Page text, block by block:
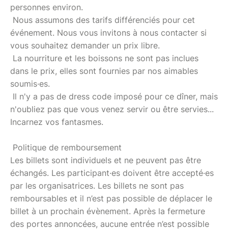
personnes environ.
Nous assumons des tarifs différenciés pour cet
événement. Nous vous invitons à nous contacter si
vous souhaitez demander un prix libre.
La nourriture et les boissons ne sont pas inclues
dans le prix, elles sont fournies par nos aimables
soumis·es.
Il n'y a pas de dress code imposé pour ce dîner, mais
n'oubliez pas que vous venez servir ou être servies...
Incarnez vos fantasmes.
Politique de remboursement
Les billets sont individuels et ne peuvent pas être
échangés. Les participant·es doivent être accepté·es
par les organisatrices. Les billets ne sont pas
remboursables et il n’est pas possible de déplacer le
billet à un prochain évènement. Après la fermeture
des portes annoncées, aucune entrée n’est possible